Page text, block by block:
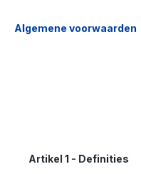
Algemene voorwaarden
Artikel 1 - Definities